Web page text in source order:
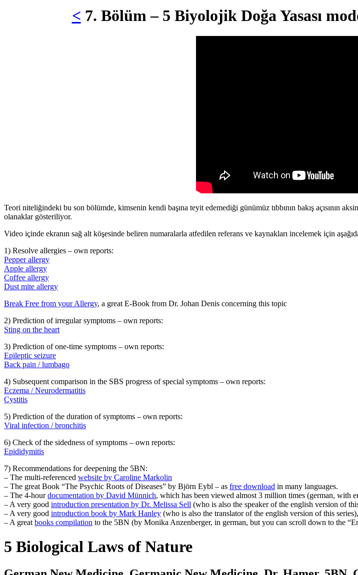
< 7. Bölüm – 5 Biyolojik Doğa Yasası
Teori niteliğindeki bu son bölümde, kimsenin kendi başına teyit edemediği günümüz tıbbının bakış açısının
olanaklar gösteriliyor.
Video içinde ekranın sağ alt köşesinde beliren numaralarla atfedilen referans ve kaynakları incelemek için
1) Resolve allergies – own reports:
Pepper allergy
Apple allergy
Coffee allergy
Dust mite allergy
Break Free from your Allergy, a great E-Book from Dr. Johan Denis concerning this topic
2) Prediction of irregular symptoms – own reports:
Sting on the heart
3) Prediction of one-time symptoms – own reports:
Epileptic seizure
Back pain / lumbago
4) Subsequent comparison in the SBS progress of special symptoms – own reports:
Eczema / Neurodermatitis
Cystitis
5) Prediction of the duration of symptoms – own reports:
Viral infection / bronchitis
6) Check of the sidedness of symptoms – own reports:
Epididymitis
7) Recommendations for deepening the 5BN:
– The multi-referenced website by Caroline Markolin
– The great Book “The Psychic Roots of Diseases” by Björn Eybl – as free download in many languages.
– The 4-hourdocumentation by David Münnich, which has been viewed almost 3 million times (german, with
– A very good introduction presentation by Dr. Melissa Sell (who is also the speaker of the english version of
– A very good introduction book by Mark Hanley (who is also the translator of the english version of this
– A great books compilation to the 5BN (by Monika Anzenberger, in german, but you can scroll down to the
5 Biological Laws of Nature